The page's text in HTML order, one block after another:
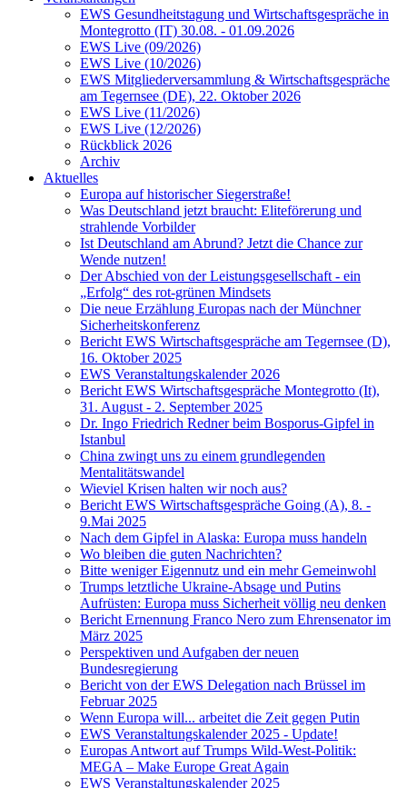
EWS Gesundheitstagung und Wirtschaftsgespräche in
Montegrotto (IT) 30.08. - 01.09.2026
EWS Live (09/2026)
EWS Live (10/2026)
EWS Mitgliederversammlung & Wirtschaftsgespräche
am Tegernsee (DE), 22. Oktober 2026
EWS Live (11/2026)
EWS Live (12/2026)
Rückblick 2026
Archiv
Aktuelles
Europa auf historischer Siegerstraße!
Was Deutschland jetzt braucht: Eliteförerung und
strahlende Vorbilder
Ist Deutschland am Abrund? Jetzt die Chance zur
Wende nutzen!
Der Abschied von der Leistungsgesellschaft - ein
„Erfolg“ des rot-grünen Mindsets
Die neue Erzählung Europas nach der Münchner
Sicherheitskonferenz
Bericht EWS Wirtschaftsgespräche am Tegernsee (D),
16. Oktober 2025
EWS Veranstaltungskalender 2026
Bericht EWS Wirtschaftsgespräche Montegrotto (It),
31. August - 2. September 2025
Dr. Ingo Friedrich Redner beim Bosporus-Gipfel in
Istanbul
China zwingt uns zu einem grundlegenden
Mentalitätswandel
Wieviel Krisen halten wir noch aus?
Bericht EWS Wirtschaftsgespräche Going (A), 8. -
9.Mai 2025
Nach dem Gipfel in Alaska: Europa muss handeln
Wo bleiben die guten Nachrichten?
Bitte weniger Eigennutz und ein mehr Gemeinwohl
Trumps letztliche Ukraine-Absage und Putins
Aufrüsten: Europa muss Sicherheit völlig neu denken
Bericht Ernennung Franco Nero zum Ehrensenator im
März 2025
Perspektiven und Aufgaben der neuen
Bundesregierung
Bericht von der EWS Delegation nach Brüssel im
Februar 2025
Wenn Europa will... arbeitet die Zeit gegen Putin
EWS Veranstaltungskalender 2025 - Update!
Europas Antwort auf Trumps Wild-West-Politik:
MEGA – Make Europe Great Again
EWS Veranstaltungskalender 2025